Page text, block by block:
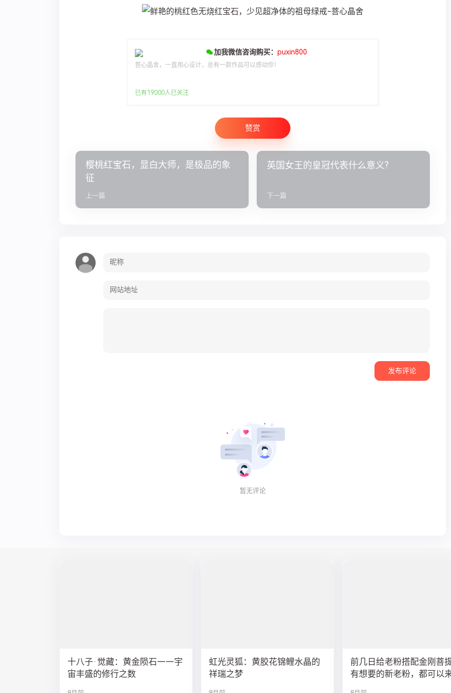
加我微信咨询购买： puxin800
菩心晶舍，一直用心设计，总有一款作品可以感动你！
已有19000人已关注
赞赏
樱桃红宝石，显白大师，是极品的象
征
上一篇
英国女王的皇冠代表什么意义?
下一篇
暂无评论
十八子·觉藏：黄金陨石——宇
宙丰盛的修行之数
虹光灵狐：黄胶花锦鲤水晶的
祥瑞之梦
前几日给老粉搭配金刚菩
有想要的新老粉，都可以